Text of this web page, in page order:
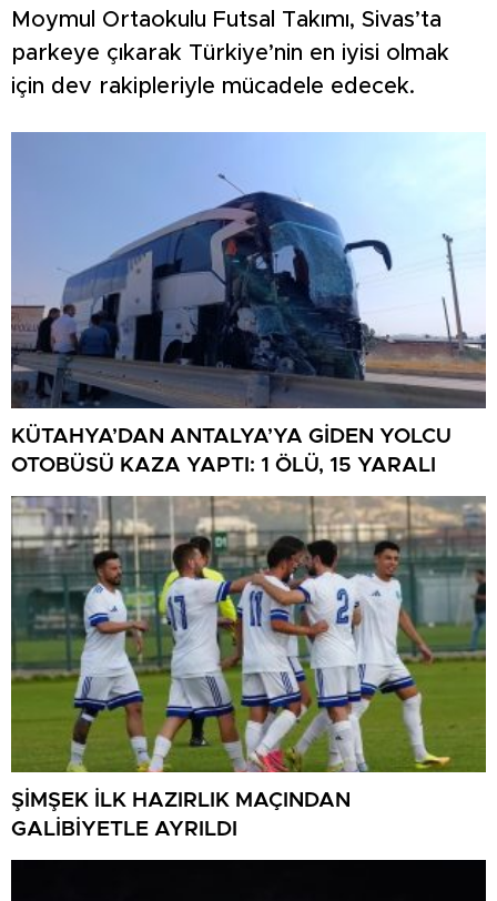
Moymul Ortaokulu Futsal Takımı, Sivas’ta
parkeye çıkarak Türkiye’nin en iyisi olmak
için dev rakipleriyle mücadele edecek.
KÜTAHYA’DAN ANTALYA’YA GİDEN YOLCU
OTOBÜSÜ KAZA YAPTI: 1 ÖLÜ, 15 YARALI
ŞİMŞEK İLK HAZIRLIK MAÇINDAN
GALİBİYETLE AYRILDI